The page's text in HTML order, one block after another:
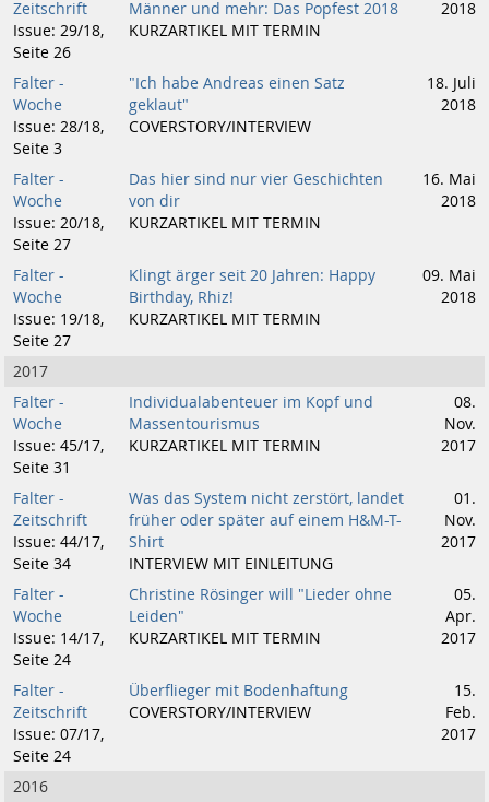
Zeitschrift
Issue: 29/18,
Seite 26
Männer und mehr: Das Popfest 2018
KURZARTIKEL MIT TERMIN
2018
Falter -
Woche
Issue: 28/18,
Seite 3
"Ich habe Andreas einen Satz
geklaut"
COVERSTORY/INTERVIEW
18. Juli
2018
Falter -
Woche
Issue: 20/18,
Seite 27
Das hier sind nur vier Geschichten
von dir
KURZARTIKEL MIT TERMIN
16. Mai
2018
Falter -
Woche
Issue: 19/18,
Seite 27
Klingt ärger seit 20 Jahren: Happy
Birthday, Rhiz!
KURZARTIKEL MIT TERMIN
09. Mai
2018
2017
Falter -
Woche
Issue: 45/17,
Seite 31
Individualabenteuer im Kopf und
Massentourismus
KURZARTIKEL MIT TERMIN
08.
Nov.
2017
Falter -
Zeitschrift
Issue: 44/17,
Seite 34
Was das System nicht zerstört, landet
früher oder später auf einem H&M-T-
Shirt
INTERVIEW MIT EINLEITUNG
01.
Nov.
2017
Falter -
Woche
Issue: 14/17,
Seite 24
Christine Rösinger will "Lieder ohne
Leiden"
KURZARTIKEL MIT TERMIN
05.
Apr.
2017
Falter -
Zeitschrift
Issue: 07/17,
Seite 24
Überflieger mit Bodenhaftung
COVERSTORY/INTERVIEW
15.
Feb.
2017
2016